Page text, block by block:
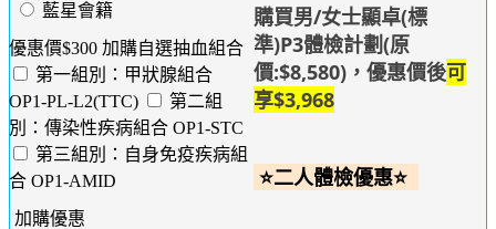
藍星會籍
優惠價$300 加購自選抽血組合
第一組別：甲狀腺組合
OP1-PL-L2(TTC)
第二組
別：傳染性疾病組合 OP1-STC
第三組別：自身免疫疾病組
合 OP1-AMID
加購優惠
購買男/女士顯卓(標
準)P3體檢計劃(原
價:$8,580)，優惠價後可
享$3,968
⭐二人體檢優惠⭐